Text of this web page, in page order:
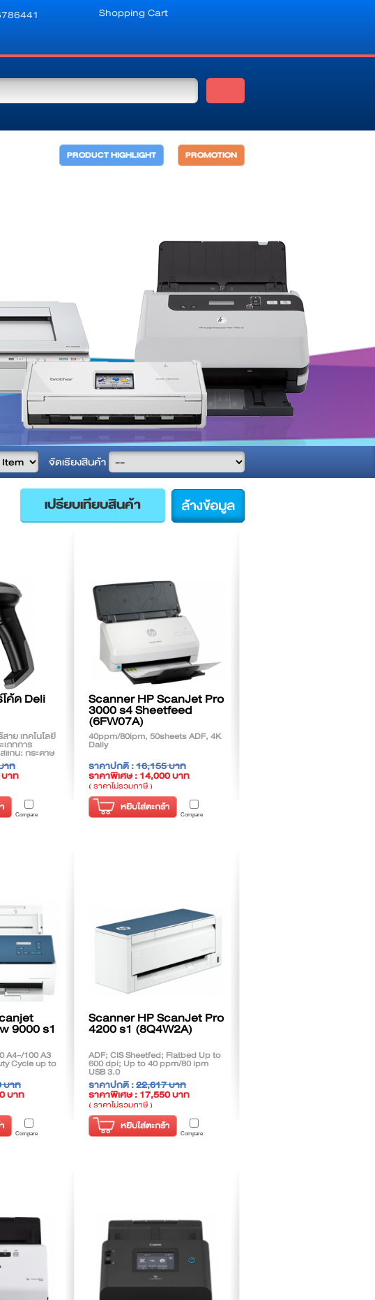
Shopping Cart
PROMOTION
PRODUCT HIGHLIGHT
จัดเรียงสินค้า
ล้างข้อมูล
ค้ด Deli
าย เทคโนโลยี
เภทการ
แกน: กระดาษ
าท
าท
Compare
Scanner HP ScanJet Pro
3000 s4 Sheetfeed
(6FW07A)
40ppm/80ipm, 50sheets ADF, 4K
Daily
ราคาปกติ :16,155 บาท
ราคาพิเศษ : 14,000 บาท
( ราคาไม่รวมภาษี )
หยิบใส่ตะกร้า
Compare
9000 s1
A4-/100 A3
Cycle up to
บาท
บาท
Compare
Scanner HP ScanJet Pro
4200 s1 (8Q4W2A)
ADF; CIS Sheetfed; Flatbed Up to
600 dpi; Up to 40 ppm/80 ipm
USB 3.0
ราคาปกติ :22,617 บาท
ราคาพิเศษ : 17,550 บาท
( ราคาไม่รวมภาษี )
หยิบใส่ตะกร้า
Compare